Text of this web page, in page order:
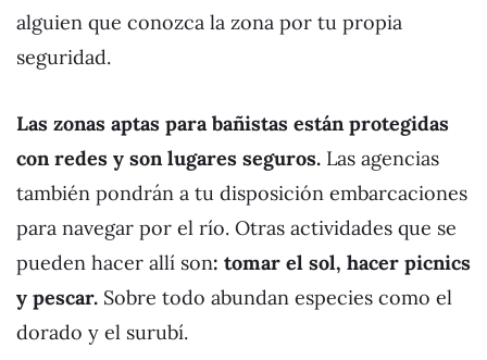
alguien que conozca la zona por tu propia
seguridad.
Las zonas aptas para bañistas están protegidas
con redes y son lugares seguros. Las agencias
también pondrán a tu disposición embarcaciones
para navegar por el río. Otras actividades que se
pueden hacer allí son: tomar el sol, hacer picnics
y pescar. Sobre todo abundan especies como el
dorado y el surubí.